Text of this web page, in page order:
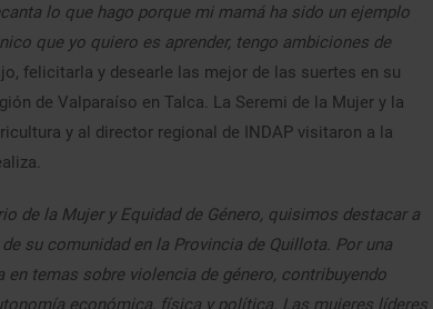
lo que hago porque mi mamá ha sido un ejemplo
que yo quiero es aprender, tengo ambiciones de
felicitarla y desearle las mejor de las suertes en su
de Valparaíso en Talca. La Seremi de la Mujer y la
y al director regional de INDAP visitaron a la
de la Mujer y Equidad de Género, quisimos destacar a
su comunidad en la Provincia de Quillota. Por una
temas sobre violencia de género, contribuyendo
económica, física y política. Las mujeres líderes